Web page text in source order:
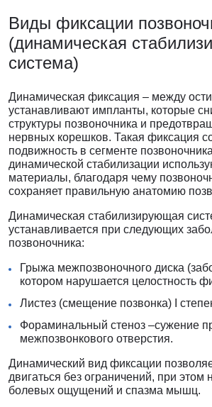
Виды фиксации
(динамическая
система)
Динамическая фиксация – между
устанавливают импланты, которые
структуры позвоночника и
нервных корешков. Такая фиксация
подвижность в сегменте
динамической стабилизации
материалы, благодаря чему
сохраняет правильную анатомию
Динамическая стабилизирующая
устанавливается при следующих
позвоночника:
Грыжа межпозвоночного диска
котором нарушается целостность
Листез (смещение позвонка) I
Фораминальный стеноз –сужение
межпозвонкового отверстия.
Динамический вид фиксации
двигаться без ограничений, при этом
болевых ощущений и спазма мышц.